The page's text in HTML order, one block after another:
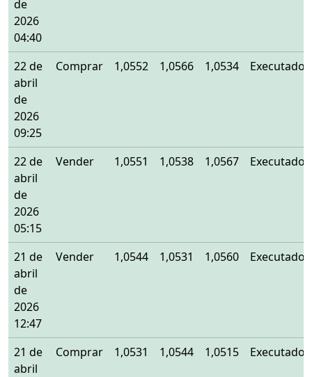
de
2026
04:40
22 de
abril
de
2026
09:25
Comprar 1,0552 1,0566 1,0534 Executado
22 de
abril
de
2026
05:15
Vender 1,0551 1,0538 1,0567 Executado
21 de
abril
de
2026
12:47
Vender 1,0544 1,0531 1,0560 Executado
21 de
abril
Comprar 1,0531 1,0544 1,0515 Executado